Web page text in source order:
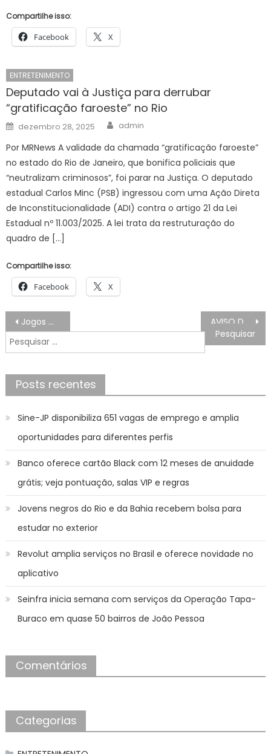
Compartilhe isso:
Facebook X
ENTRETENIMENTO
Deputado vai à Justiça para derrubar
“gratificação faroeste” no Rio
Posted
on
dezembro 28, 2025 Author
admin
Por MRNews A validade da chamada “gratificação faroeste”
no estado do Rio de Janeiro, que bonifica policiais que
“neutralizam criminosos”, foi parar na Justiça. O deputado
estadual Carlos Minc (PSB) ingressou com uma Ação Direta
de Inconstitucionalidade (ADI) contra o artigo 21 da Lei
Estadual nº 11.003/2025. A lei trata da restruturação do
quadro de […]
Compartilhe isso:
Facebook X
Navegação
de
Post
Jogos Mundiais Universitários começam nesta quarta-feira na Alemanha
Pesquisar
por:
Posts recentes
Sine-JP disponibiliza 651 vagas de emprego e amplia
oportunidades para diferentes perfis
Banco oferece cartão Black com 12 meses de anuidade
grátis; veja pontuação, salas VIP e regras
Jovens negros do Rio e da Bahia recebem bolsa para
estudar no exterior
Revolut amplia serviços no Brasil e oferece novidade no
aplicativo
Seinfra inicia semana com serviços da Operação Tapa-
Buraco em quase 50 bairros de João Pessoa
Comentários
Categorias